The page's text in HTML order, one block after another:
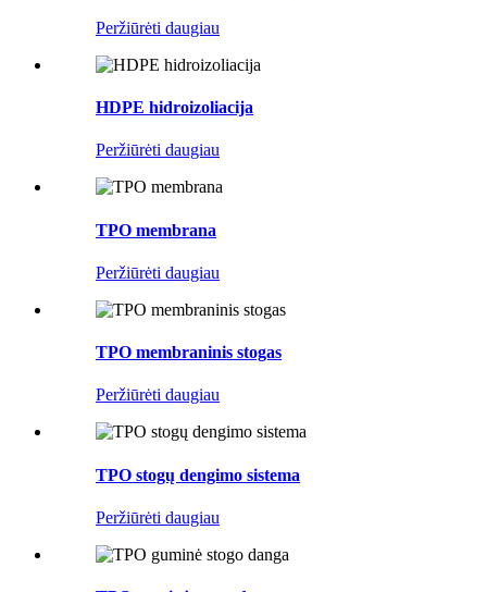
Peržiūrėti daugiau
HDPE hidroizoliacija
Peržiūrėti daugiau
TPO membrana
Peržiūrėti daugiau
TPO membraninis stogas
Peržiūrėti daugiau
TPO stogų dengimo sistema
Peržiūrėti daugiau